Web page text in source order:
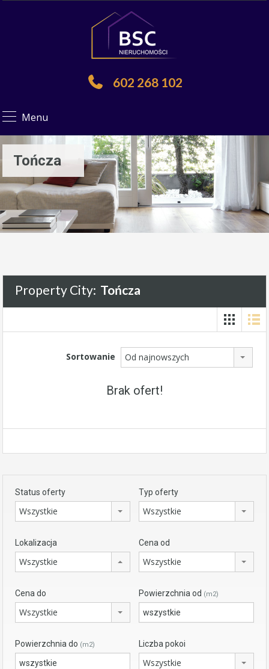
602 268 102
Menu
Tończa
Property City: Tończa
Sortowanie Od najnowszych
Brak ofert!
Status oferty
Wszystkie
Typ oferty
Wszystkie
Lokalizacja
Wszystkie
Cena od
Wszystkie
Cena do
Wszystkie
Powierzchnia od (m2)
Powierzchnia do (m2) Liczba pokoi
Wszystkie